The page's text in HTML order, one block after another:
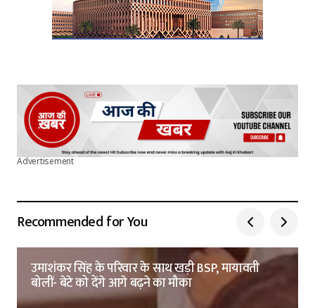
Advertisement
Recommended for You
उमाशंकर सिंह के परिवार के साथ खड़ी BSP, मायावती
बोलीं- बेटे को देंगे आगे बढ़ने का मौका